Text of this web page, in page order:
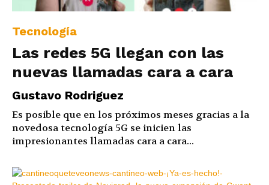
Tecnología
Las redes 5G llegan con las
nuevas llamadas cara a cara
Gustavo Rodriguez
Es posible que en los próximos meses gracias a la
novedosa tecnología 5G se inicien las
impresionantes llamadas cara a cara...